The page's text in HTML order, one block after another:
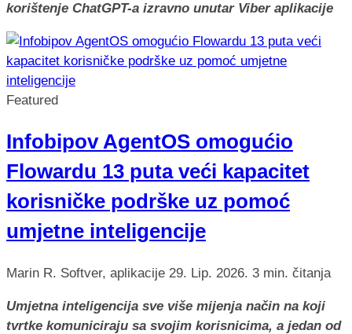
korištenje ChatGPT-a izravno unutar Viber aplikacije
Featured
Infobipov AgentOS omogućio
Flowardu 13 puta veći kapacitet
korisničke podrške uz pomoć
umjetne inteligencije
Marin R. Softver, aplikacije 29. Lip. 2026. 3 min. čitanja
Umjetna inteligencija sve više mijenja način na koji
tvrtke komuniciraju sa svojim korisnicima, a jedan od